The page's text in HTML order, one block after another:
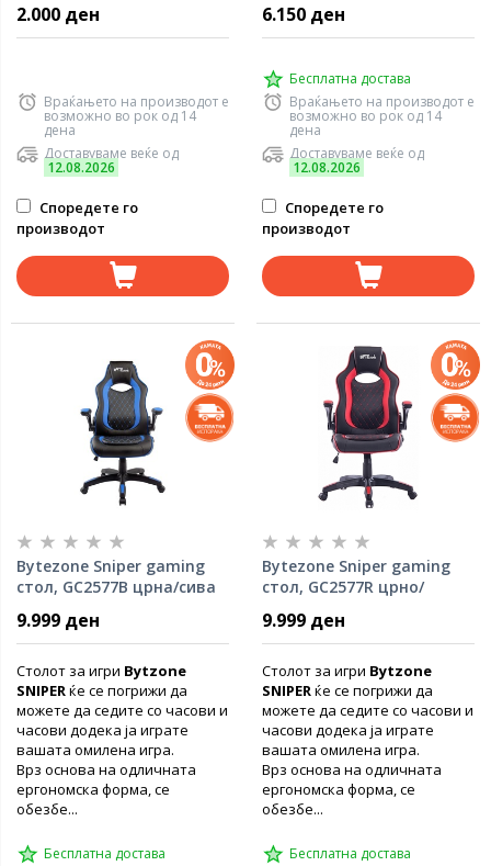
2.000 ден
Враќањето на производот е
возможно во рок од 14
дена
Доставуваме веќе од
12.08.2026
Споредете го
производот
6.150 ден
Бесплатна достава
Враќањето на производот е
возможно во рок од 14
дена
Доставуваме веќе од
12.08.2026
Споредете го
производот
Bytezone Sniper gaming
стол, GC2577B црна/сива
9.999 ден
Столот за игри Bytzone
SNIPERќе се погрижи да
можете да седите со часови и
часови додека ја играте
вашата омилена игра.
Врз основа на одличната
ергономска форма, се
обезбе...
Бесплатна достава
Bytezone Sniper gaming
стол, GC2577R црно/
9.999 ден
Столот за игри Bytzone
SNIPERќе се погрижи да
можете да седите со часови и
часови додека ја играте
вашата омилена игра.
Врз основа на одличната
ергономска форма, се
обезбе...
Бесплатна достава